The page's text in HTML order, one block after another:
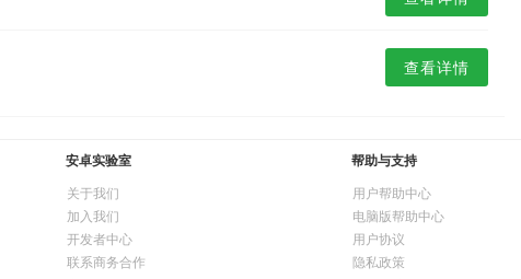
查看详情
安卓实验室
关于我们
加入我们
开发者中心
联系商务合作
帮助与支持
用户帮助中心
电脑版帮助中心
用户协议
隐私政策